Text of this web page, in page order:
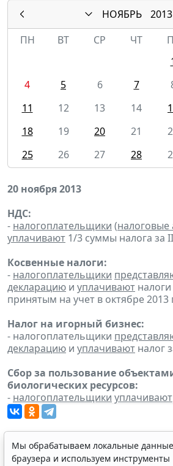
НОЯБРЬ
2013
ПН
ВТ СР ЧТ
4
5 6 7
11
12 13 14
18
19 20 21
25
26 27 28
20 ноября 2013
НДС:
- налогоплательщики (налоговые
уплачивают 1/3 суммы налога за
Косвенные налоги:
- налогоплательщики
декларацию и уплачивают
принятым на учет в октябре 2013
Налог на игорный бизнес:
- налогоплательщики
декларацию и уплачивают налог
Сбор за пользование
биологических ресурсов:
- налогоплательщики уплачивают
Мы обрабатываем локальные данные
браузера и используем инструменты